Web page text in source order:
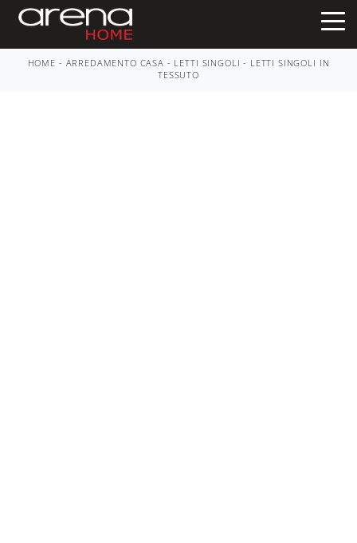
HOME - ARREDAMENTO CASA - LETTI SINGOLI - LETTI SINGOLI IN
TESSUTO